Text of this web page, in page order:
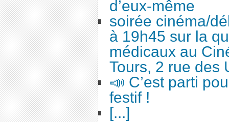
d’eux-même
soirée cinéma/
à 19h45 sur la
médicaux au
Tours, 2 rue des
📣 C’est parti
festif !
[...]